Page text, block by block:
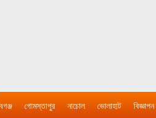
গোমস্তাপুর নাচোল ভোলাহাট বিজ্ঞাপন